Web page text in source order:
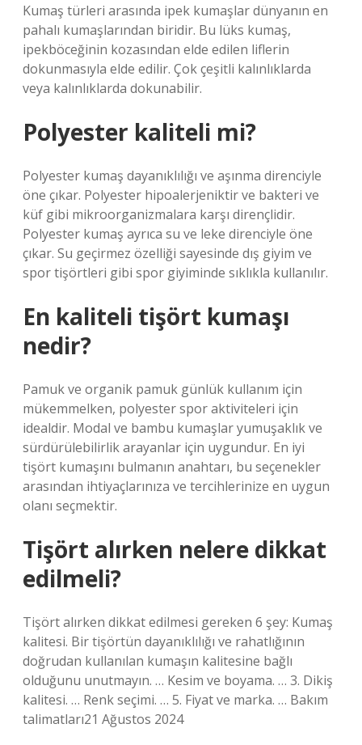
Kumaş türleri arasında ipek kumaşlar dünyanın en
pahalı kumaşlarından biridir. Bu lüks kumaş,
ipekböceğinin kozasından elde edilen liflerin
dokunmasıyla elde edilir. Çok çeşitli kalınlıklarda
veya kalınlıklarda dokunabilir.
Polyester kaliteli mi?
Polyester kumaş dayanıklılığı ve aşınma direnciyle
öne çıkar. Polyester hipoalerjeniktir ve bakteri ve
küf gibi mikroorganizmalara karşı dirençlidir.
Polyester kumaş ayrıca su ve leke direnciyle öne
çıkar. Su geçirmez özelliği sayesinde dış giyim ve
spor tişörtleri gibi spor giyiminde sıklıkla kullanılır.
En kaliteli tişört kumaşı
nedir?
Pamuk ve organik pamuk günlük kullanım için
mükemmelken, polyester spor aktiviteleri için
idealdir. Modal ve bambu kumaşlar yumuşaklık ve
sürdürülebilirlik arayanlar için uygundur. En iyi
tişört kumaşını bulmanın anahtarı, bu seçenekler
arasından ihtiyaçlarınıza ve tercihlerinize en uygun
olanı seçmektir.
Tişört alırken nelere dikkat
edilmeli?
Tişört alırken dikkat edilmesi gereken 6 şey: Kumaş
kalitesi. Bir tişörtün dayanıklılığı ve rahatlığının
doğrudan kullanılan kumaşın kalitesine bağlı
olduğunu unutmayın. … Kesim ve boyama. … 3. Dikiş
kalitesi. … Renk seçimi. … 5. Fiyat ve marka. … Bakım
talimatları21 Ağustos 2024